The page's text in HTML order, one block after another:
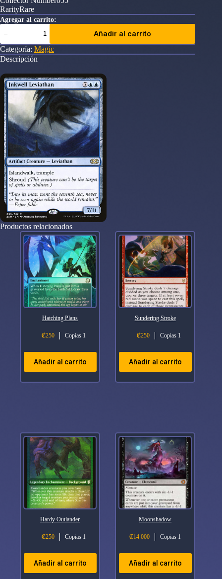
RarityRare
Agregar al carrito:
Inkwell
Leviathan
Double
Masters
cantidad
Añadir al carrito
Categoría: Magic
Descripción
Productos relacionados
Hatching Plans
₡250 Copias 1
Añadir al carrito
Sundering Stroke
₡250 Copias 1
Añadir al carrito
Hardy Outlander
₡250 Copias 1
Añadir al carrito
Moonshadow
₡14 000 Copias 1
Añadir al carrito